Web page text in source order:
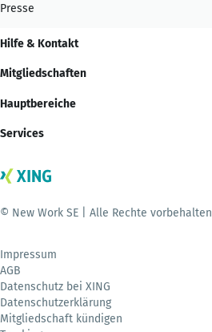
Presse
Hilfe & Kontakt
Mitgliedschaften
Hauptbereiche
Services
© New Work SE | Alle Rechte vorbehalten
Impressum
AGB
Datenschutz bei XING
Datenschutzerklärung
Mitgliedschaft kündigen